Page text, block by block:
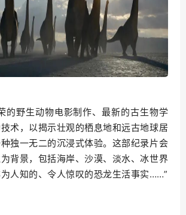
的野生动物电影制作、最新的古生物学
术，以揭示壮观的栖息地和远古地球居
独一无二的沉浸式体验。这部纪录片会
背景，包括海岸、沙漠、淡水、冰世界
人知的、令人惊叹的恐龙生活事实……”